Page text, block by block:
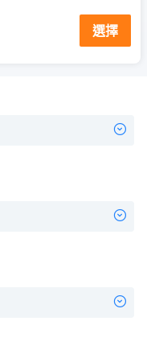
選擇